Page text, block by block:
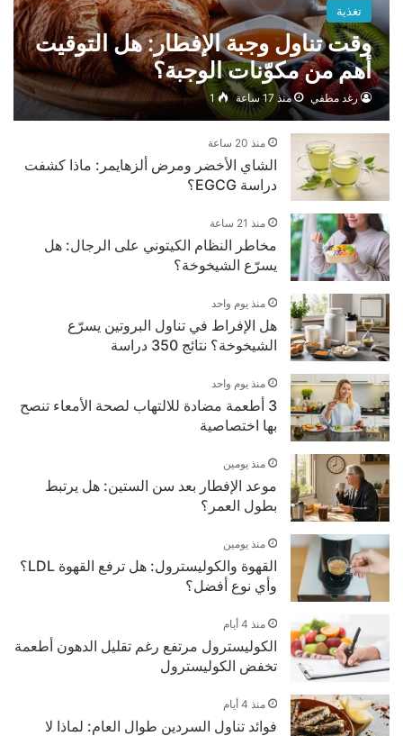
تغذية
وقت تناول وجبة الإفطار: هل التوقيت
أهم من مكوّنات الوجبة؟
رغد مطفي منذ 17 ساعة 1
منذ 20 ساعة
الشاي الأخضر ومرض ألزهايمر: ماذا كشفت
دراسة EGCG؟
منذ 21 ساعة
مخاطر النظام الكيتوني على الرجال: هل
يسرّع الشيخوخة؟
منذ يوم واحد
هل الإفراط في تناول البروتين يسرّع
الشيخوخة؟ نتائج 350 دراسة
منذ يوم واحد
3 أطعمة مضادة للالتهاب لصحة الأمعاء تنصح
بها اختصاصية
منذ يومين
موعد الإفطار بعد سن الستين: هل يرتبط
بطول العمر؟
منذ يومين
القهوة والكوليسترول: هل ترفع القهوة LDL؟
وأي نوع أفضل؟
منذ 4 أيام
الكوليسترول مرتفع رغم تقليل الدهون أطعمة
تخفض الكوليسترول
منذ 4 أيام
فوائد تناول السردين طوال العام: لماذا لا